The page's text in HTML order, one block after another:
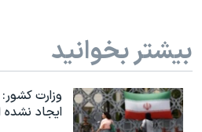
بیشتر بخوانید
وزارت
ایجاد